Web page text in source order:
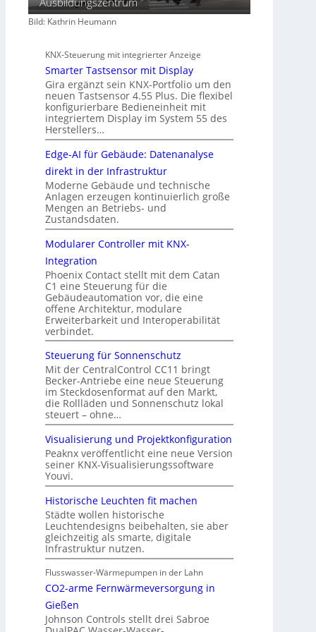
Bild: Kathrin Heumann
KNX-Steuerung mit integrierter Anzeige
Smarter Tastsensor mit Display
Gira ergänzt sein KNX-Portfolio um den
neuen Tastsensor 4.55 Plus. Die flexibel
konfigurierbare Bedieneinheit mit
integriertem Display im System 55 des
Herstellers…
Edge-AI für Gebäude: Datenanalyse
direkt in der Infrastruktur
Moderne Gebäude und technische
Anlagen erzeugen kontinuierlich große
Mengen an Betriebs- und
Zustandsdaten.
Modularer Controller mit KNX-
Integration
Phoenix Contact stellt mit dem Catan
C1 eine Steuerung für die
Gebäudeautomation vor, die eine
offene Architektur, modulare
Erweiterbarkeit und Interoperabilität
verbindet.
Steuerung für Sonnenschutz
Mit der CentralControl CC11 bringt
Becker-Antriebe eine neue Steuerung
im Steckdosenformat auf den Markt,
die Rollläden und Sonnenschutz lokal
steuert – ohne…
Visualisierung und Projektkonfiguration
Peaknx veröffentlicht eine neue Version
seiner KNX-Visualisierungssoftware
Youvi.
Historische Leuchten fit machen
Städte wollen historische
Leuchtendesigns beibehalten, sie aber
gleichzeitig als smarte, digitale
Infrastruktur nutzen.
Flusswasser-Wärmepumpen in der Lahn
CO2-arme Fernwärmeversorgung in
Gießen
Johnson Controls stellt drei Sabroe